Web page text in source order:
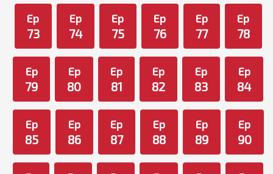
Ep
73
Ep
74
Ep
75
Ep
76
Ep
77
Ep
78
Ep
79
Ep
80
Ep
81
Ep
82
Ep
83
Ep
84
Ep
85
Ep
86
Ep
87
Ep
88
Ep
89
Ep
90